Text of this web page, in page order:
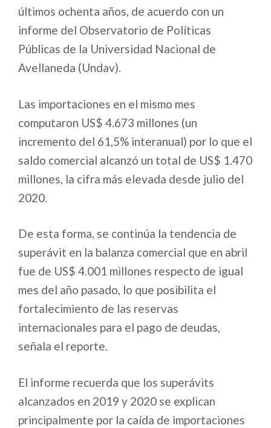
últimos ochenta años, de acuerdo con un
informe del Observatorio de Políticas
Públicas de la Universidad Nacional de
Avellaneda (Undav).
Las importaciones en el mismo mes
computaron US$ 4.673 millones (un
incremento del 61,5% interanual) por lo que el
saldo comercial alcanzó un total de US$ 1.470
millones, la cifra más elevada desde julio del
2020.
De esta forma, se continúa la tendencia de
superávit en la balanza comercial que en abril
fue de US$ 4.001 millones respecto de igual
mes del año pasado, lo que posibilita el
fortalecimiento de las reservas
internacionales para el pago de deudas,
señala el reporte.
El informe recuerda que los superávits
alcanzados en 2019 y 2020 se explican
principalmente por la caída de importaciones